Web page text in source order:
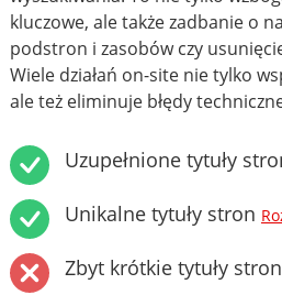
kluczowe, ale także zadbanie o
podstron i zasobów czy
Wiele działań on-site nie tylko
ale też eliminuje błędy
Uzupełnione tytuły
Unikalne tytuły stron
Zbyt krótkie tytuły stron